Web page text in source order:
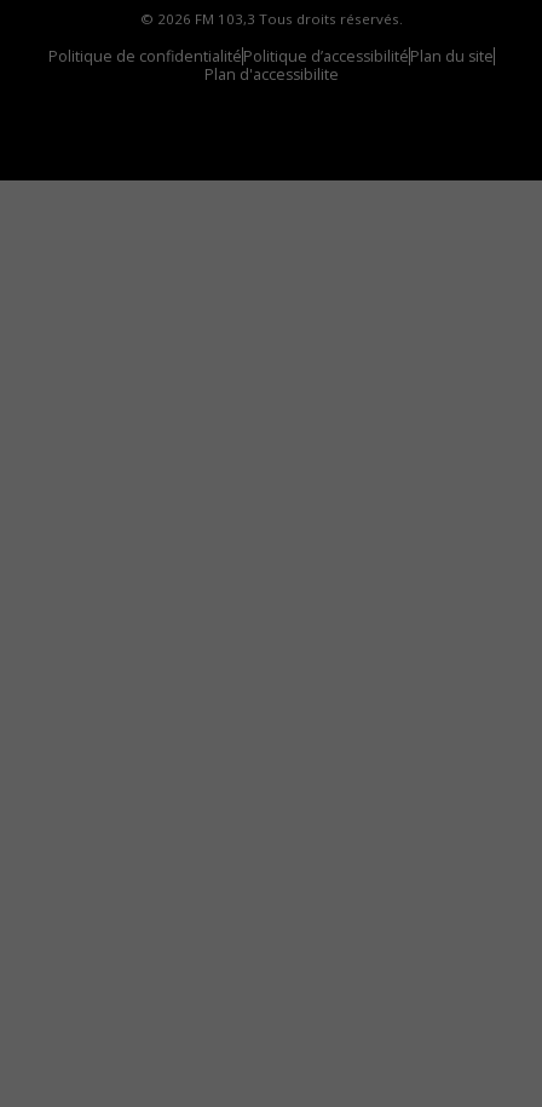
© 2026 FM 103,3 Tous droits réservés.
Politique de confidentialitéPolitique d’accessibilitéPlan du site
Plan d'accessibilite